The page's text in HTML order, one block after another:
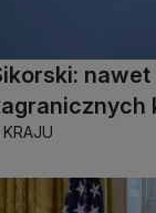
KRAJU